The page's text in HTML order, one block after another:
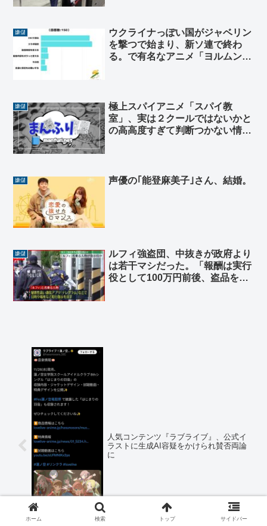
嫌儲
ウクライナっぽい国がジャベリン
を撃つで始まり、新ソ連で終わ
る。で有名なアニメ「ヨルムンガ
嫌儲
極上スパイアニメ「スパイ教
室」、実は２クールではないかと
の高高度すぎて判断つかない情報
嫌儲 声優の｢能登麻美子｣さん、結婚。
嫌儲
ルフィ強盗団、中抜きが政府より
は若干マシだった。「報酬は実行
役として100万円前後、盗品を売
人気コンテンツ『ラブライブ』、公式イ
ラストに生成AI容疑をかけられ賛否両論
に
ホーム 検索 トップ サイドバー